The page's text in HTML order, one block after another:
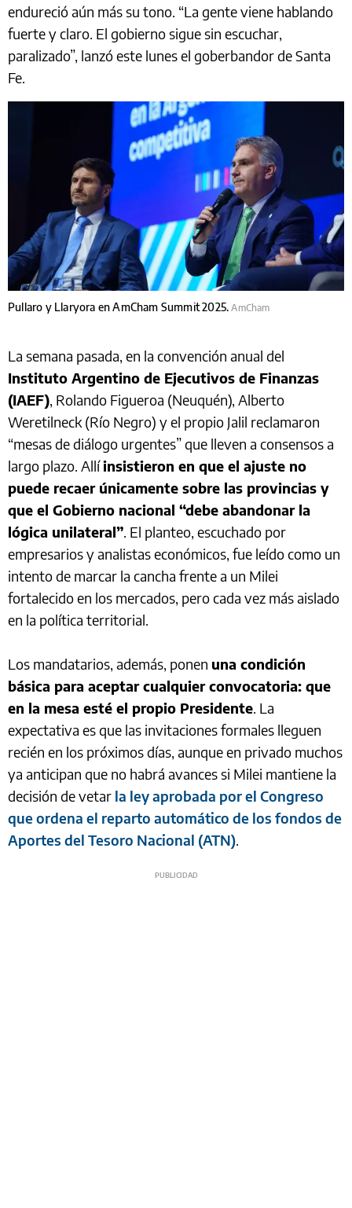
endureció aún más su tono. “La gente viene hablando
fuerte y claro. El gobierno sigue sin escuchar,
paralizado”, lanzó este lunes el goberbandor de Santa
Fe.
Pullaro y Llaryora en AmCham Summit 2025.AmCham
La semana pasada, en la convención anual del
Instituto Argentino de Ejecutivos de Finanzas
(IAEF), Rolando Figueroa (Neuquén), Alberto
Weretilneck (Río Negro) y el propio Jalil reclamaron
“mesas de diálogo urgentes” que lleven a consensos a
largo plazo. Allíinsistieron en que el ajuste no
puede recaer únicamente sobre las provincias y
que el Gobierno nacional “debe abandonar la
lógica unilateral”. El planteo, escuchado por
empresarios y analistas económicos, fue leído como un
intento de marcar la cancha frente a un Milei
fortalecido en los mercados, pero cada vez más aislado
en la política territorial.
Los mandatarios, además, ponen una condición
básica para aceptar cualquier convocatoria: que
en la mesa esté el propio Presidente. La
expectativa es que las invitaciones formales lleguen
recién en los próximos días, aunque en privado muchos
ya anticipan que no habrá avances si Milei mantiene la
decisión de vetar la ley aprobada por el Congreso
que ordena el reparto automático de los fondos de
Aportes del Tesoro Nacional (ATN).